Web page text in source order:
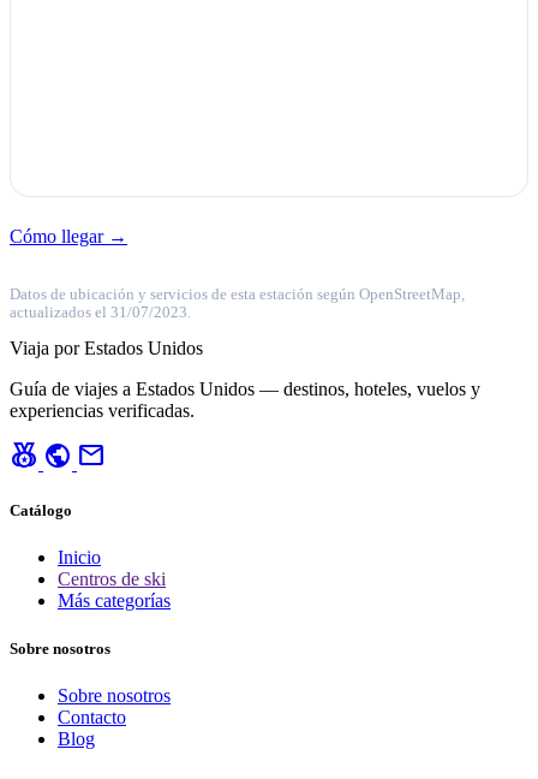
Cómo llegar →
Datos de ubicación y servicios de esta estación según OpenStreetMap,
actualizados el 31/07/2023.
Viaja por Estados Unidos
Guía de viajes a Estados Unidos — destinos, hoteles, vuelos y
experiencias verificadas.
social_leaderboard public mail
Catálogo
Inicio
Centros de ski
Más categorías
Sobre nosotros
Sobre nosotros
Contacto
Blog